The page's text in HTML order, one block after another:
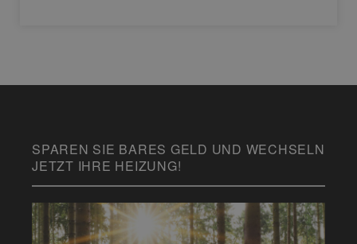
SPAREN SIE BARES GELD UND WECHSELN
JETZT IHRE HEIZUNG!